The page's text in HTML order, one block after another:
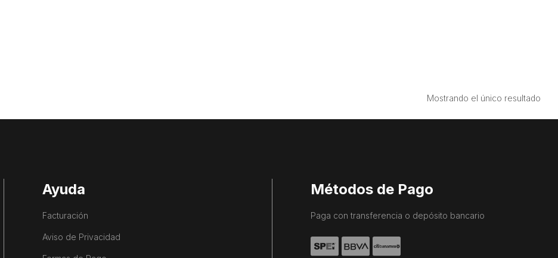
Mostrando el único resultado
Ayuda
Facturación
Aviso de Privacidad
Métodos de Pago
Paga con transferencia o depósito bancario